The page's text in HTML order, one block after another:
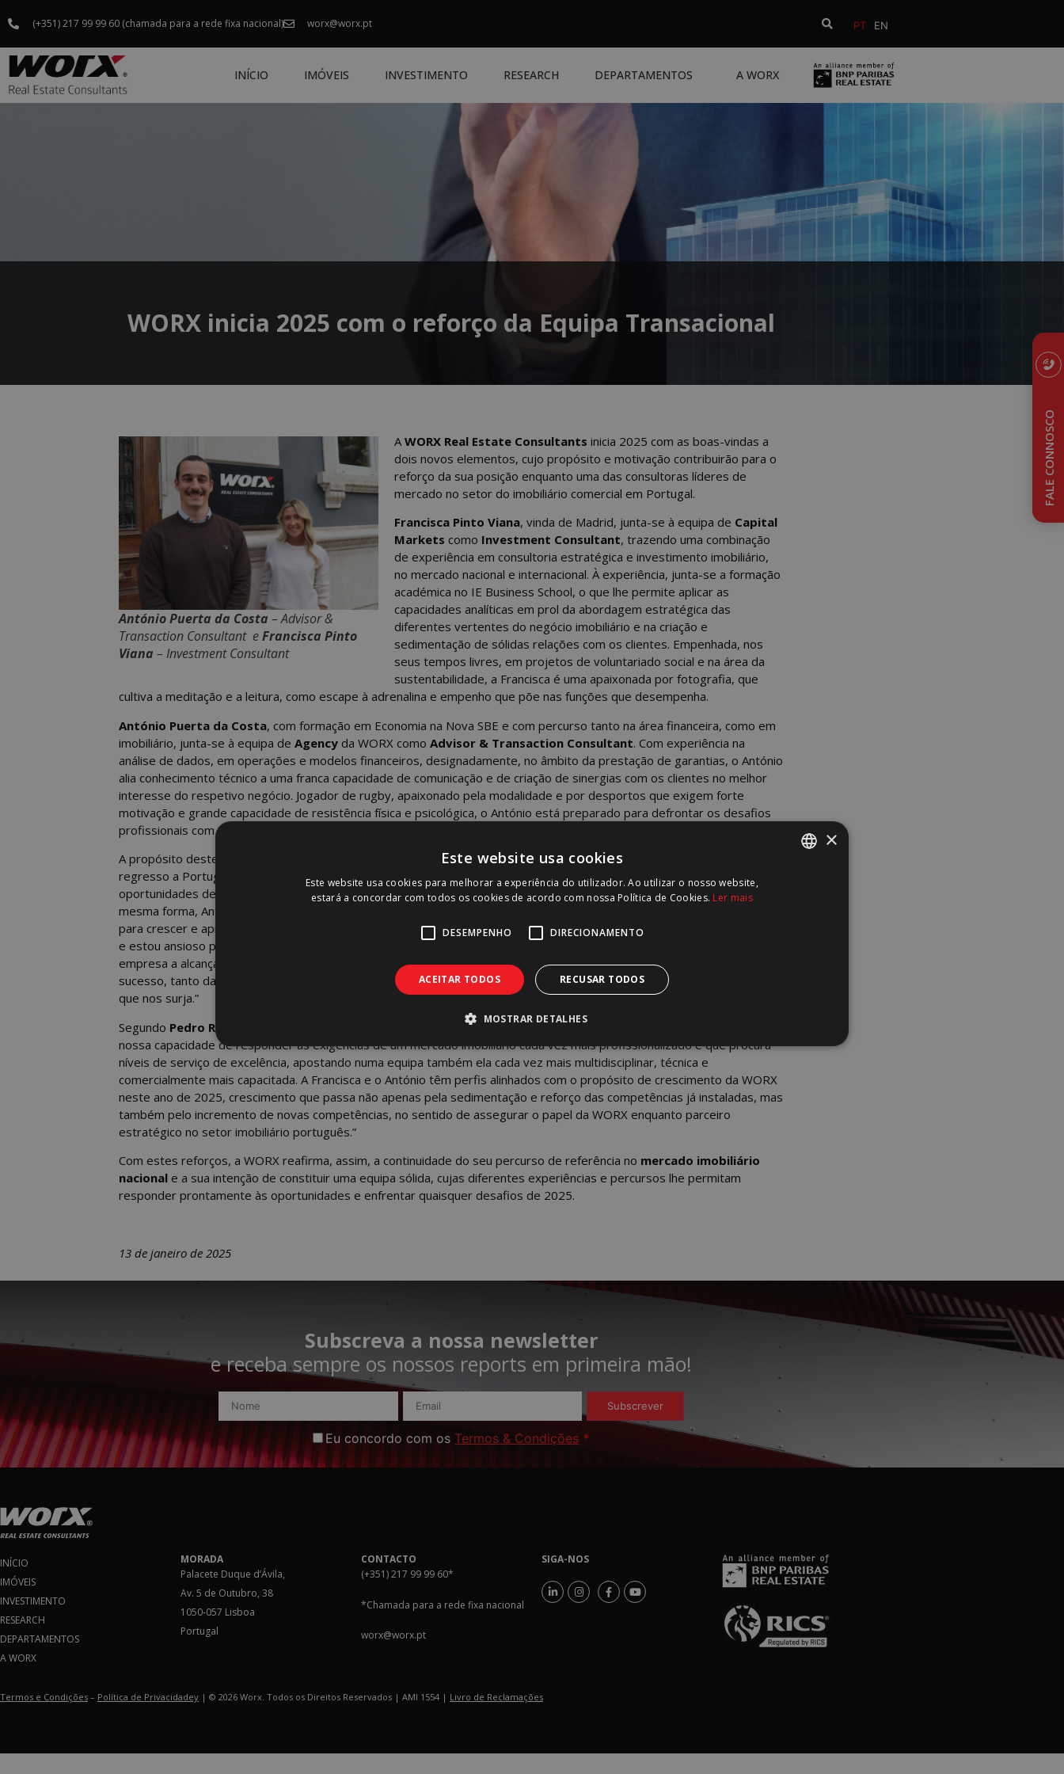
(+351) 217 99 99 60 (chamada para a rede fixa nacional) worx@worx.pt PT EN
INÍCIO IMÓVEIS INVESTIMENTO RESEARCH DEPARTAMENTOS A WORX
FALE CONNOSCO
WORX inicia 2025 com o reforço da Equipa Transacional
António Puerta da Costa – Advisor &
Transaction Consultant eFrancisca Pinto
Viana – Investment Consultant
AWORX Real Estate Consultants inicia 2025 com as boas-vindas a
dois novos elementos, cujo propósito e motivação contribuirão para o
reforço da sua posição enquanto uma das consultoras líderes de
mercado no setor do imobiliário comercial em Portugal.
Francisca Pinto Viana, vinda de Madrid, junta-se à equipa de Capital
Markets como Investment Consultant, trazendo uma combinação
de experiência em consultoria estratégica e investimento imobiliário,
no mercado nacional e internacional. À experiência, junta-se a formação
académica no IE Business School, o que lhe permite aplicar as
capacidades analíticas em prol da abordagem estratégica das
diferentes vertentes do negócio imobiliário e na criação e
sedimentação de sólidas relações com os clientes. Empenhada, nos
seus tempos livres, em projetos de voluntariado social e na área da
sustentabilidade, a Francisca é uma apaixonada por fotografia, que
cultiva a meditação e a leitura, como escape à adrenalina e empenho que põe nas funções que desempenha.
António Puerta da Costa, com formação em Economia na Nova SBE e com percurso tanto na área financeira, como em
imobiliário, junta-se à equipa de Agency da WORX como Advisor & Transaction Consultant. Com experiência na
análise de dados, em operações e modelos financeiros, designadamente, no âmbito da prestação de garantias, o António
alia conhecimento técnico a uma franca capacidade de comunicação e de criação de sinergias com os clientes no melhor
interesse do respetivo negócio. Jogador de rugby, apaixonado pela modalidade e por desportos que exigem forte
motivação e grande capacidade de resistência física e psicológica, o António está preparado para defrontar os desafios
profissionais com idêntica resiliência e capacidade de entrega.
A propósito deste novo desafio profissional, Francisca Pinto Viana destaca: “Estou muito entusiasmada com o meu
regresso a Portugal e com a oportunidade de abraçar este novo desafio na WORX. Estou ansiosa por desenvolver novas
oportunidades de negócio, contribuindo para o crescimento e fortalecimento da empresa no mercado imobiliário.” Da
mesma forma, António Puerta da Costa afirma que esta integração na WORX representa “Uma excelente oportunidade
para crescer e aprender com a equipa de Agency. A WORX tem uma admirável reputação pela sua inovação e criatividade,
e estou ansioso para trazer a minha experiência, ao mesmo tempo que absorvo tudo o que posso, para ajudar a
empresa a alcançar os seus objetivos e continuar a surpreender os seus clientes. Mal posso esperar por contribuir para o
sucesso, tanto da equipa como da empresa, estando sempre disposto para criar novas soluções para qualquer desafio
que nos surja.”
Segundo Pedro Rutkowski
, “Estas contratações, as primeiras de outras que se seguirão, evidenciam a
nossa capacidade de responder às exigências de um mercado imobiliário cada vez mais profissionalizado e que procura
níveis de serviço de excelência, apostando numa equipa também ela cada vez mais multidisciplinar, técnica e
comercialmente mais capacitada. A Francisca e o António têm perfis alinhados com o propósito de crescimento da WORX
neste ano de 2025, crescimento que passa não apenas pela sedimentação e reforço das competências já instaladas, mas
também pelo incremento de novas competências, no sentido de assegurar o papel da WORX enquanto parceiro
estratégico no setor imobiliário português.”
Com estes reforços, a WORX reafirma, assim, a continuidade do seu percurso de referência no mercado imobiliário
nacional e a sua intenção de constituir uma equipa sólida, cujas diferentes experiências e percursos lhe permitam
responder prontamente às oportunidades e enfrentar quaisquer desafios de 2025.
13 de janeiro de 2025
Subscreva a nossa newsletter
e receba sempre os nossos reports em primeira mão!​
Subscrever
Eu concordo com os Termos & Condições *
INÍCIO
IMÓVEIS
INVESTIMENTO
RESEARCH
DEPARTAMENTOS
A WORX
MORADA
Palacete Duque d’Ávila,
Av. 5 de Outubro, 38
1050-057 Lisboa
Portugal
CONTACTO
(+351) 217 99 99 60*
*Chamada para a rede fixa nacional
worx@worx.pt
SIGA-NOS
Termos e Condições – Política de Privacidadey | © 2026 Worx. Todos os Direitos Reservados | AMI 1554 | Livro de Reclamações
×
Este website usa cookies
Este website usa cookies para melhorar a experiência do utilizador. Ao utilizar o nosso website,
estará a concordar com todos os cookies de acordo com nossa Política de Cookies. Ler mais
DESEMPENHO DIRECIONAMENTO
ACEITAR TODOS RECUSAR TODOS
MOSTRAR DETALHES